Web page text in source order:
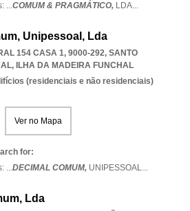
...COMUM & PRAGMÁTICO, LDA...
Unipessoal, Lda
154 CASA 1, 9000-292, SANTO
, ILHA DA MADEIRA FUNCHAL
(residenciais e não residenciais)
Ver no Mapa
for:
...DECIMAL COMUM, UNIPESSOAL...
Lda